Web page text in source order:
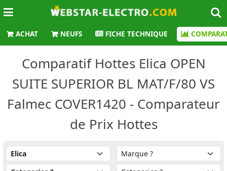
ACHAT NEUFS FICHE TECHNIQUE
Comparatif Hottes Elica OPEN
SUITE SUPERIOR BL MAT/F/80 VS
Falmec COVER1420 - Comparateur
de Prix Hottes